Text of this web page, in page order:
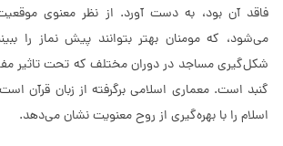
فاقد آن بود، به دست آورد. از نظر معنوی
می‌شود، که مومنان بهتر بتوانند پیش نماز را
شکل‌گیری مساجد در دوران مختلف که تحت تاثیر
گنبد است. معماری اسلامی برگرفته از زبان قرآن
اسلام را با بهره‌گیری از روح معنویت نشان می‌دهد.